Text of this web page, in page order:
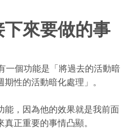
來要做的事
一個功能是「將過去的活動暗
性的活動暗化處理」。
能，因為他的效果就是我前面
正重要的事情凸顯。